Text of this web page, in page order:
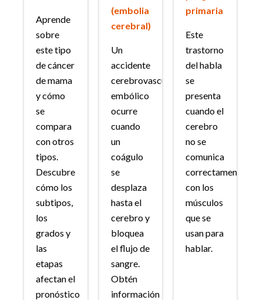
Aprende
sobre
este tipo
de cáncer
de mama
y cómo
se
compara
con otros
tipos.
Descubre
cómo los
subtipos,
los
grados y
las
etapas
afectan el
pronóstico
(embolia
cerebral)
Un
accidente
cerebrovascular
embólico
ocurre
cuando
un
coágulo
se
desplaza
hasta el
cerebro y
bloquea
el flujo de
sangre.
Obtén
información
primaria
Este
trastorno
del habla
se
presenta
cuando el
cerebro
no se
comunica
correctamente
con los
músculos
que se
usan para
hablar.